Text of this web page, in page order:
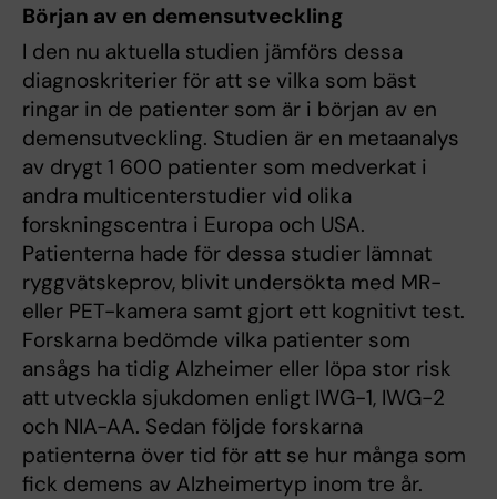
Början av en demensutveckling
I den nu aktuella studien jämförs dessa
diagnoskriterier för att se vilka som bäst
ringar in de patienter som är i början av en
demensutveckling. Studien är en metaanalys
av drygt 1 600 patienter som medverkat i
andra multicenterstudier vid olika
forskningscentra i Europa och USA.
Patienterna hade för dessa studier lämnat
ryggvätskeprov, blivit undersökta med MR-
eller PET-kamera samt gjort ett kognitivt test.
Forskarna bedömde vilka patienter som
ansågs ha tidig Alzheimer eller löpa stor risk
att utveckla sjukdomen enligt IWG-1, IWG-2
och NIA-AA. Sedan följde forskarna
patienterna över tid för att se hur många som
fick demens av Alzheimertyp inom tre år.